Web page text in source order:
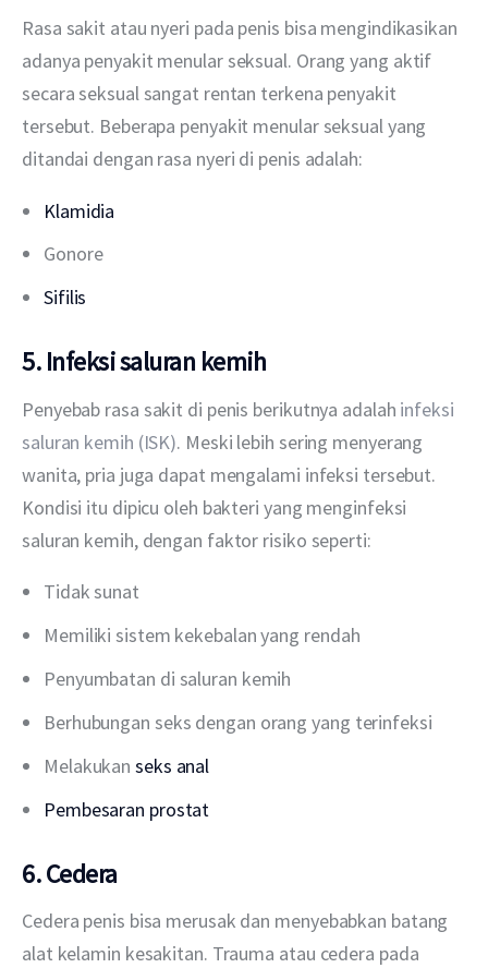
Rasa sakit atau nyeri pada penis bisa mengindikasikan
adanya penyakit menular seksual. Orang yang aktif
secara seksual sangat rentan terkena penyakit
tersebut. Beberapa penyakit menular seksual yang
ditandai dengan rasa nyeri di penis adalah:
Klamidia
Gonore
Sifilis
5. Infeksi saluran kemih
Penyebab rasa sakit di penis berikutnya adalah infeksi
saluran kemih (ISK). Meski lebih sering menyerang
wanita, pria juga dapat mengalami infeksi tersebut.
Kondisi itu dipicu oleh bakteri yang menginfeksi
saluran kemih, dengan faktor risiko seperti:
Tidak sunat
Memiliki sistem kekebalan yang rendah
Penyumbatan di saluran kemih
Berhubungan seks dengan orang yang terinfeksi
Melakukanseks anal
Pembesaran prostat
6. Cedera
Cedera penis bisa merusak dan menyebabkan batang
alat kelamin kesakitan. Trauma atau cedera pada